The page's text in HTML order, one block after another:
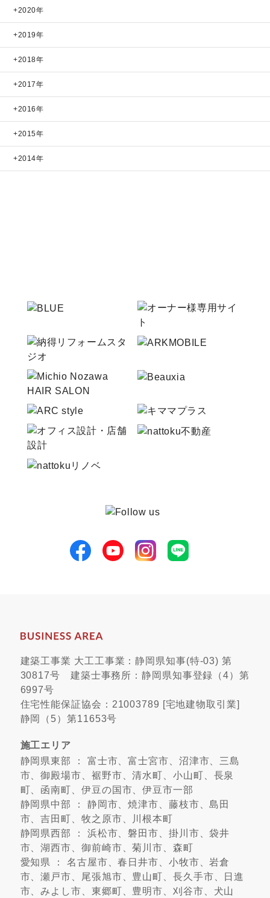
2020年
2019年
2018年
2017年
2016年
2015年
2014年
建築工事業 大工工事業：静岡県知事(特-03) 第
30817号 建築士事務所：静岡県知事登録（4）第
6997号
住宅性能保証協会：21003789 [宅地建物取引業]
静岡（5）第11653号
施工エリア
静岡県東部 ： 富士市、富士宮市、沼津市、三島
市、御殿場市、裾野市、清水町、小山町、長泉
町、函南町、伊豆の国市、伊豆市一部
静岡県中部 ： 静岡市、焼津市、藤枝市、島田
市、吉田町、牧之原市、川根本町
静岡県西部 ： 浜松市、磐田市、掛川市、袋井
市、湖西市、御前崎市、菊川市、森町
愛知県 ： 名古屋市、春日井市、小牧市、岩倉
市、瀬戸市、尾張旭市、豊山町、長久手市、日進
市、みよし市、東郷町、豊明市、刈谷市、犬山